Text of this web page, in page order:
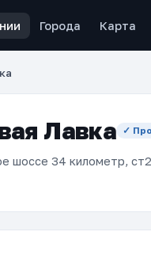
Города Карта
Лавка ✓
шоссе 34 километр,